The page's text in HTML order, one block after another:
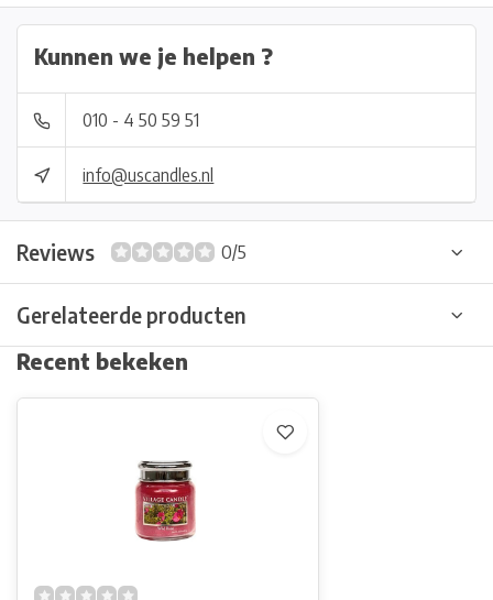
Kunnen we je helpen ?
010 - 4 50 59 51
info@uscandles.nl
Reviews 0/5
Gerelateerde producten
Recent bekeken